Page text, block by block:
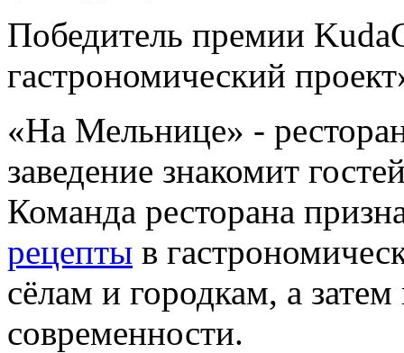
Победитель премии
гастрономический
«На Мельнице» -
заведение знакомит
Команда ресторана
рецепты в
сёлам и городкам, а
современности.